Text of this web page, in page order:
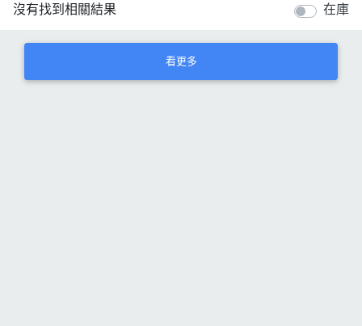
沒有找到相關結果 在庫
看更多